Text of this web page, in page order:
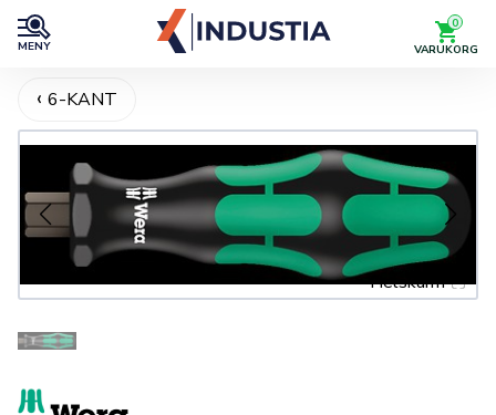
MENY
0
VARUKORG
6-KANT
Helskärm